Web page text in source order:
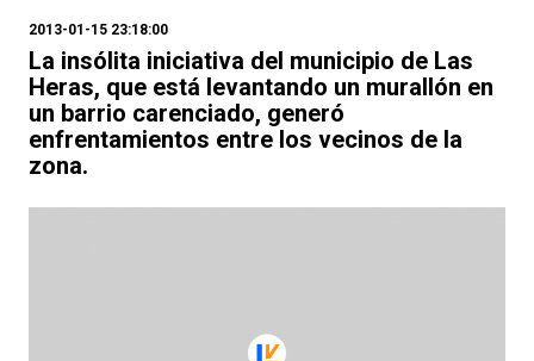
2013-01-15 23:18:00
La insólita iniciativa del municipio de Las
Heras, que está levantando un murallón en
un barrio carenciado, generó
enfrentamientos entre los vecinos de la
zona.